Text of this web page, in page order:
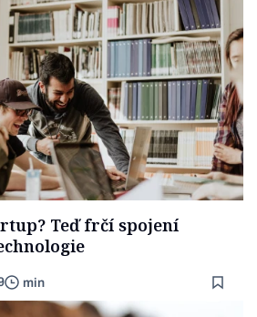
Teď frčí spojení
min